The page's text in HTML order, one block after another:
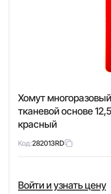
Хомут
тканевой основе
красный
Код:282013RD
Войти и узнать цену